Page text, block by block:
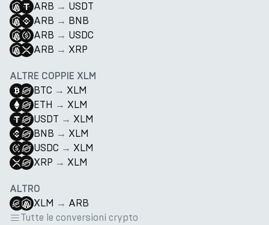
ARB → USDT
ARB → BNB
ARB → USDC
ARB → XRP
ALTRE COPPIE XLM
BTC → XLM
ETH → XLM
USDT → XLM
BNB → XLM
USDC → XLM
XRP → XLM
ALTRO
XLM → ARB
Tutte le conversioni crypto